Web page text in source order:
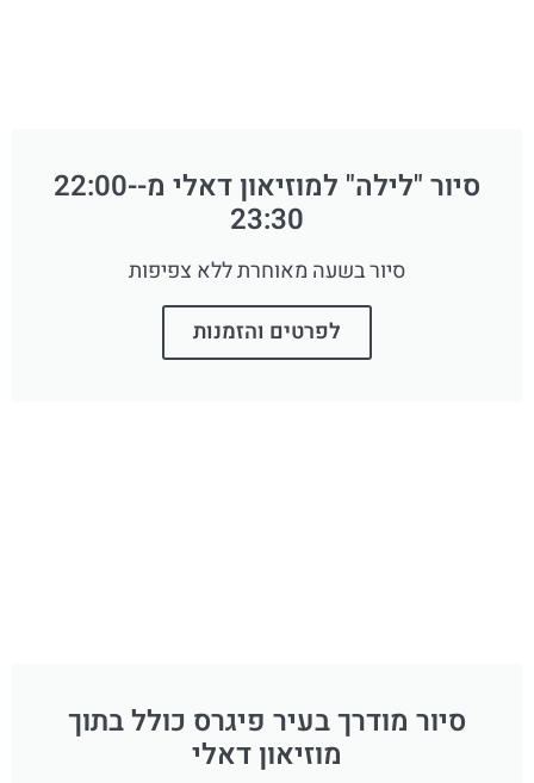
סיור "לילה" למוזיאון דאלי מ-22:00-
23:30
סיור בשעה מאוחרת ללא צפיפות
לפרטים והזמנות
סיור מודרך בעיר פיגרס כולל בתוך
מוזיאון דאלי